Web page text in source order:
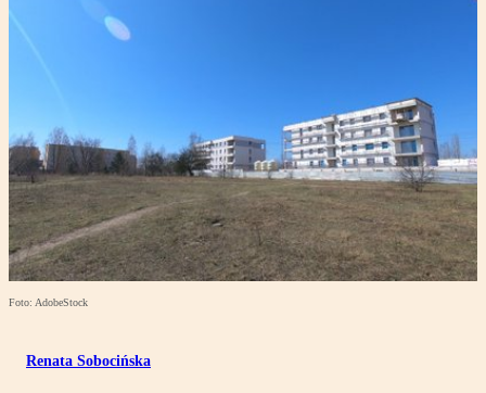
Foto: AdobeStock
Renata Sobocińska